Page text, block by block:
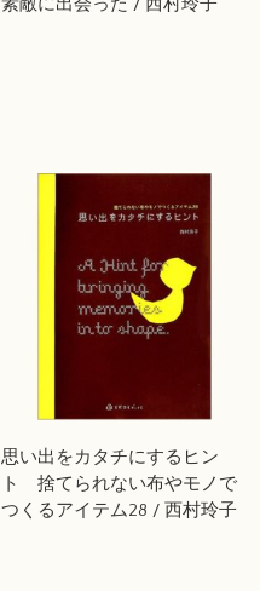
素敵に出会った / 西村玲子
思い出をカタチにするヒン
ト 捨てられない布やモノで
つくるアイテム28 / 西村玲子